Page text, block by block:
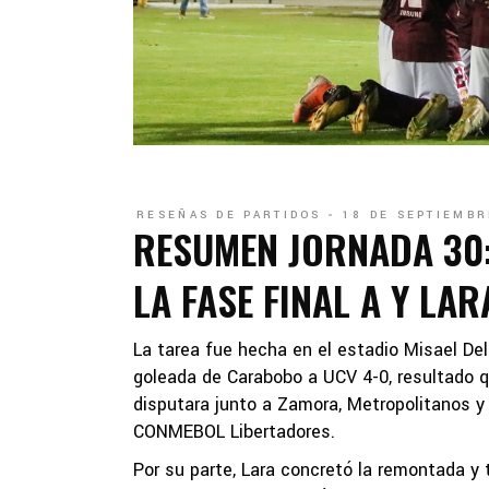
RESEÑAS DE PARTIDOS 18 DE
RESUMEN JORNADA
LA FASE FINAL A Y
La tarea fue hecha en el estadio Misael
goleada de Carabobo a UCV 4-0,
disputara junto a Zamora, Metropolitanos
CONMEBOL Libertadores.
Por su parte, Lara concretó la remontada